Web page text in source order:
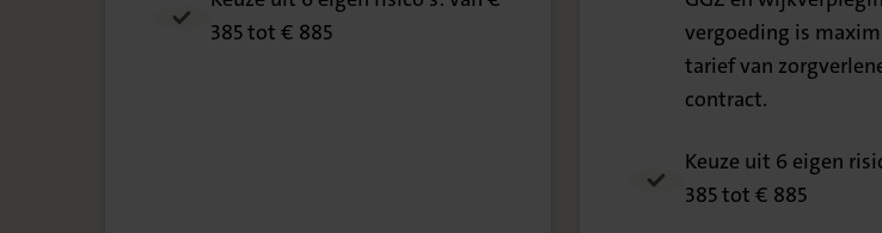
385 tot € 885
vergoeding is
tarief van
contract.
Keuze uit 6 eigen
385 tot € 885